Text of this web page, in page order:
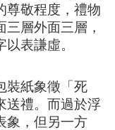
尊敬程度，禮物
層外面三層，
表謙虛。
裝紙象徵「死
送禮。而過於浮
象，但另一方